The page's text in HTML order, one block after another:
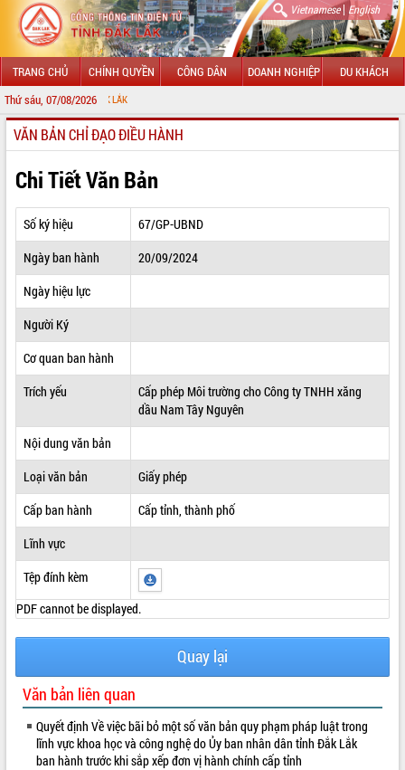
Vietnamese| English
TRANG CHỦ CHÍNH QUYỀN CÔNG DÂN DOANH NGHIỆP DU KHÁCH
Thứ sáu, 07/08/2026
GIỚI THIỆU
LÃNH ĐẠO UBND TỈNH
TIN TỨC SỰ KIỆN
SỞ, BAN, NGÀNH
THÔNG TIN CHỈ ĐẠO ĐIỀU HÀNH
HỆ THỐNG VĂN BẢN
VĂN BẢN HĐND TỈNH
ĐIỂM TIN VĂN BẢN
VĂN BẢN CHỈ ĐẠO ĐIỀU HÀNH
Chi Tiết Văn Bản
Số ký hiệu
67/GP-UBND
Ngày ban hành
20/09/2024
Ngày hiệu lực
Người Ký
Cơ quan ban hành
Trích yếu
Cấp phép Môi trường cho Công ty TNHH xăng
dầu Nam Tây Nguyên
Nội dung văn bản
Loại văn bản
Giấy phép
Cấp ban hành
Cấp tỉnh, thành phố
Lĩnh vực
Tệp đính kèm
PDF cannot be displayed.
Quay lại
Văn bản liên quan
Quyết định Về việc bãi bỏ một số văn bản quy phạm pháp luật trong
lĩnh vực khoa học và công nghệ do Ủy ban nhân dân tỉnh Đắk Lắk
ban hành trước khi sắp xếp đơn vị hành chính cấp tỉnh